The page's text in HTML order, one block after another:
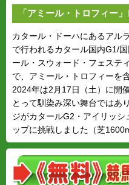
「アミール・トロフィー
カタール・ドーハにあるアル
で行われるカタール国内G1/
ール・スウォード・フェステ
で、アミール・トロフィーを
2024年は2月17日（土）に開
とって馴染み深い舞台ではあ
ジがカタールG2・アイリッ
ップに挑戦しました（芝